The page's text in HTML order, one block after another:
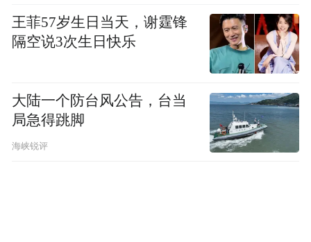
王菲57岁生日当天，谢霆锋
隔空说3次生日快乐
大陆一个防台风公告，台当
局急得跳脚
海峡锐评